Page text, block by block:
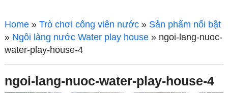
Home» Trò chơi công viên nước» Sản phẩm nổi bật
» Ngôi làng nước Water play house» ngoi-lang-nuoc-
water-play-house-4
ngoi-lang-nuoc-water-play-house-4